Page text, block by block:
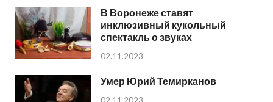
В Воронеже ставят
инклюзивный кукольный
спектакль о звуках
02.11.2023
Умер Юрий Темирканов